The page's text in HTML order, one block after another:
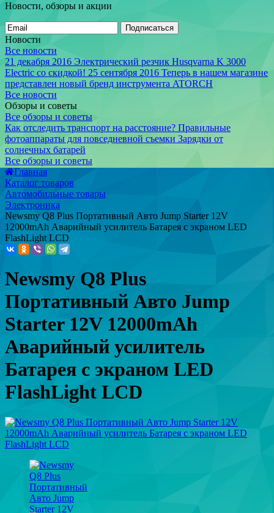
Новости, обзоры и акции
Подписаться
Новости
Все новости
21 декабря 2016 Электрический резчик Husqvarna K 3000
Electric со скидкой! 25 сентября 2016 Теперь в нашем магазине
представлен новый бренд инструмента ATORCH
Все новости
Обзоры и советы
Все обзоры и советы
Как отследить транспорт на расстояние? Правильные
фотоаппараты для повседневной съемки Зарядки от
солнечных батарей
Все обзоры и советы
Главная
Каталог товаров
Автомобильные товары
Электроника
Newsmy Q8 Plus Портативный Авто Jump Starter 12V
12000mAh Аварийный усилитель Батарея с экраном LED
FlashLight LCD
Newsmy Q8 Plus
Портативный Авто Jump
Starter 12V 12000mAh
Аварийный усилитель
Батарея с экраном LED
FlashLight LCD